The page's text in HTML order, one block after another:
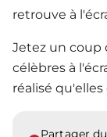
retrouve à
Jetez un coup
célèbres à
réalisé
Partager du